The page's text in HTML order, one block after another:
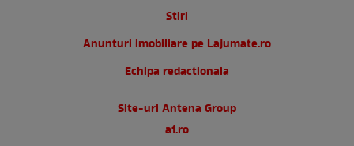
Stiri
Anunturi imobiliare pe Lajumate.ro
Echipa redactionala
Site-uri Antena Group
a1.ro